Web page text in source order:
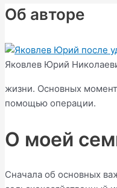
Об авторе
Яковлев Юрий
жизни. Основных
помощью операции.
О моей
Сначала об основных